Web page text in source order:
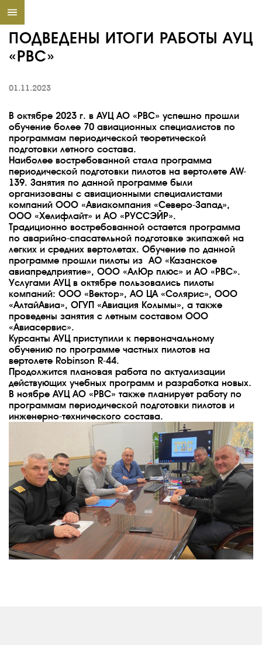
ПОДВЕДЕНЫ ИТОГИ РАБОТЫ АУЦ
«РВС»
01.11.2023
В октябре 2023 г. в АУЦ АО «РВС» успешно прошли
обучение более 70 авиационных специалистов по
программам периодической теоретической
подготовки летного состава.
Наиболее востребованной стала программа
периодической подготовки пилотов на вертолете AW-
139. Занятия по данной программе были
организованы с авиационными специалистами
компаний ООО «Авиакомпания «Северо-Запад»,
ООО «Хелифлайт» и АО «РУССЭЙР».
Традиционно востребованной остается программа
по аварийно-спасательной подготовке экипажей на
легких и средних вертолетах. Обучение по данной
программе прошли пилоты из АО «Казанское
авиапредприятие», ООО «АлЮр плюс» и АО «РВС».
Услугами АУЦ в октябре пользовались пилоты
компаний: ООО «Вектор», АО ЦА «Солярис», ООО
«АлтайАвиа», ОГУП «Авиация Колымы», а также
проведены занятия с летным составом ООО
«Авиасервис».
Курсанты АУЦ приступили к первоначальному
обучению по программе частных пилотов на
вертолете Robinson R-44.
Продолжится плановая работа по актуализации
действующих учебных программ и разработка новых.
В ноябре АУЦ АО «РВС» также планирует работу по
программам периодической подготовки пилотов и
инженерно-технического состава.